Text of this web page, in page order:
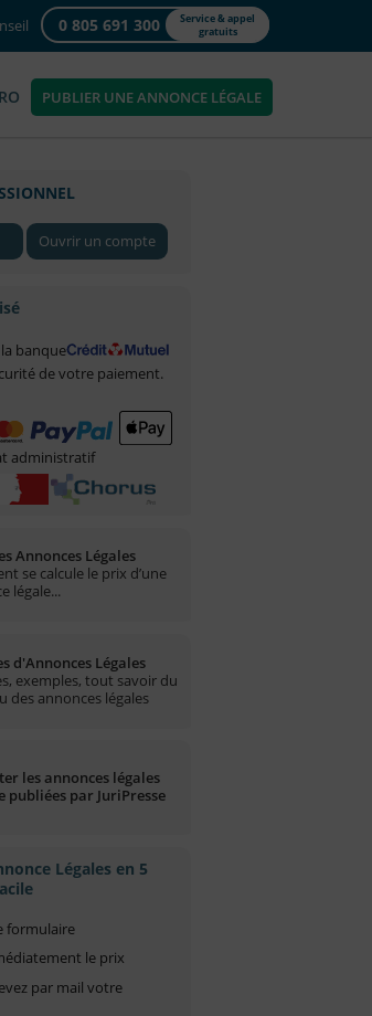
0 805 691 300
Service & appel
gratuits
PUBLIER UNE ANNONCE LÉGALE
Ouvrir un compte
banque
de votre paiement.
administratif
Annonces Légales
se calcule le prix d’une
légale...
d'Annonces Légales
exemples, tout savoir du
des annonces légales
les annonces légales
publiées par JuriPresse
Légales en 5
formulaire
le prix
par mail votre